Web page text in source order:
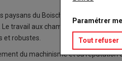
paysans du Boischaut accèdent à la
travail aux champs et la traction
et robustes.
du machinisme et sa réputation
Paramétrer
Tout refuser